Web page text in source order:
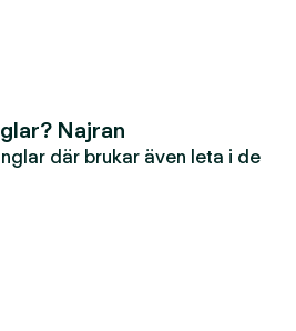
Najran
där brukar även leta i de